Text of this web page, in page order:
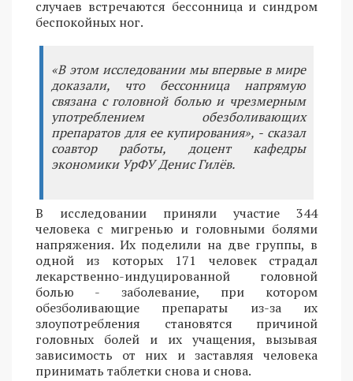
случаев встречаются бессонница и синдром
беспокойных ног.
«В этом исследовании мы впервые в мире
доказали, что бессонница напрямую
связана с головной болью и чрезмерным
употреблением обезболивающих
препаратов для ее купирования», - сказал
соавтор работы, доцент кафедры
экономики УрФУ Денис Гилёв.
В исследовании приняли участие 344
человека с мигренью и головными болями
напряжения. Их поделили на две группы, в
одной из которых 171 человек страдал
лекарственно-индуцированной головной
болью - заболевание, при котором
обезболивающие препараты из-за их
злоупотребления становятся причиной
головных болей и их учащения, вызывая
зависимость от них и заставляя человека
принимать таблетки снова и снова.